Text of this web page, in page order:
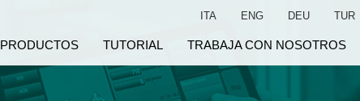
PRODUCTOS TUTORIAL TRABAJA CON NOSOTROS
ITA ENG DEU TUR